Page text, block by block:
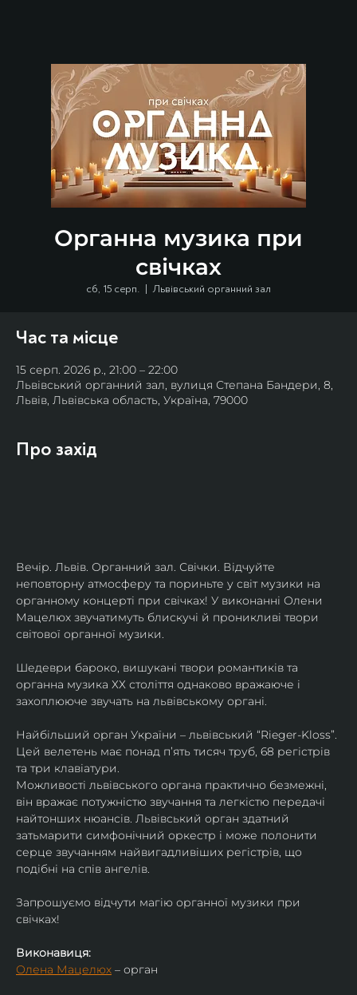
Органна музика при
свічках
сб, 15 серп.
  |
Львівський органний зал
Час та місце
15 серп. 2026 р., 21:00 – 22:00
Львівський органний зал, вулиця Степана Бандери, 8,
Львів, Львівська область, Україна, 79000
Про захід
Вечір. Львів. Органний зал. Свічки. Відчуйте
неповторну атмосферу та пориньте у світ музики на
органному концерті при свічках! У виконанні Олени
Мацелюх звучатимуть блискучі й проникливі твори
світової органної музики.
Шедеври бароко, вишукані твори романтиків та
органна музика ХХ століття однаково вражаюче і
захоплююче звучать на львівському органі.
Найбільший орган України – львівський “Rieger-Kloss”.
Цей велетень має понад пʼять тисяч труб, 68 регістрів
та три клавіатури.
Можливості львівського органа практично безмежні,
він вражає потужністю звучання та легкістю передачі
найтонших нюансів. Львівський орган здатний
затьмарити симфонічний оркестр і може полонити
серце звучанням найвигадливіших регістрів, що
подібні на спів ангелів.
Запрошуємо відчути магію органної музики при
свічках!
Виконавиця:
Олена Мацелюх – орган